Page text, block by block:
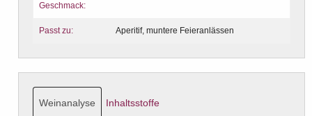
Geschmack:
Passt zu: Aperitif, muntere Feieranlässen
Weinanalyse Inhaltsstoffe